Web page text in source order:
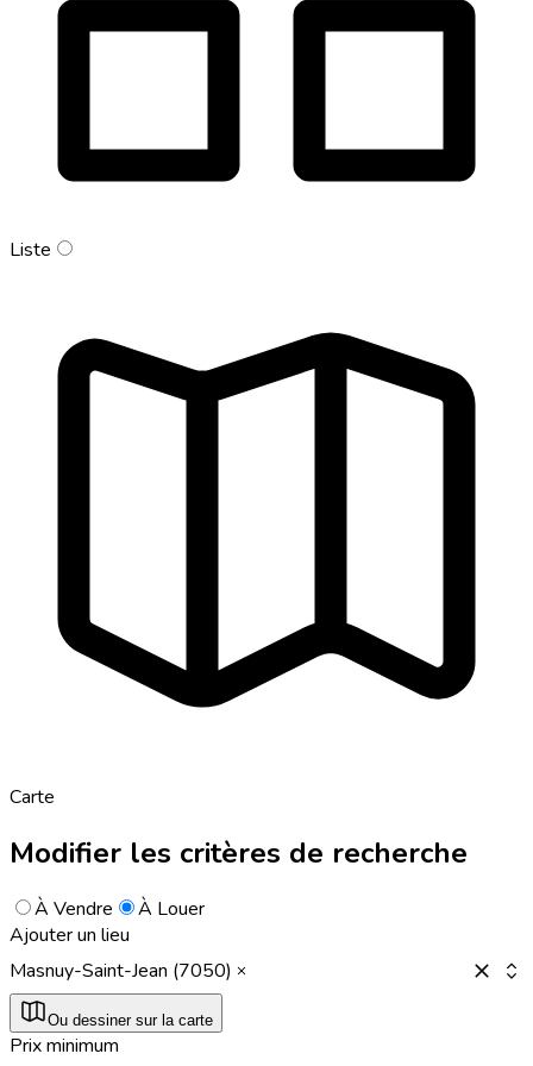
Liste
Carte
Modifier les critères de recherche
À Vendre
À Louer
Ajouter un lieu
Masnuy-Saint-Jean (7050)
Ou dessiner sur la carte
Prix minimum